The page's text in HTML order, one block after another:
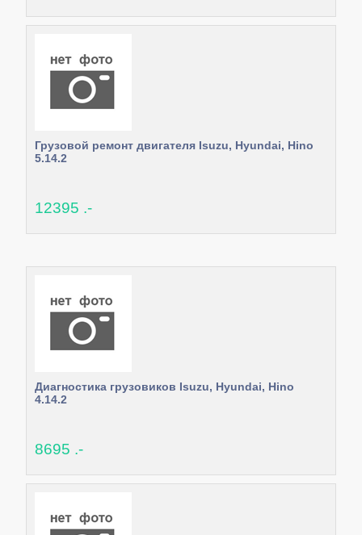
Грузовой ремонт двигателя Isuzu, Hyundai, Hino
5.14.2
12395 .-
Диагностика грузовиков Isuzu, Hyundai, Hino
4.14.2
8695 .-